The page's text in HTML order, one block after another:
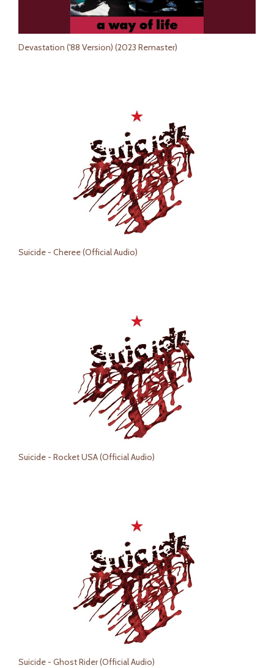
Devastation ('88 Version) (2023 Remaster)
Suicide - Cheree (Official Audio)
Suicide - Rocket USA (Official Audio)
Suicide - Ghost Rider (Official Audio)